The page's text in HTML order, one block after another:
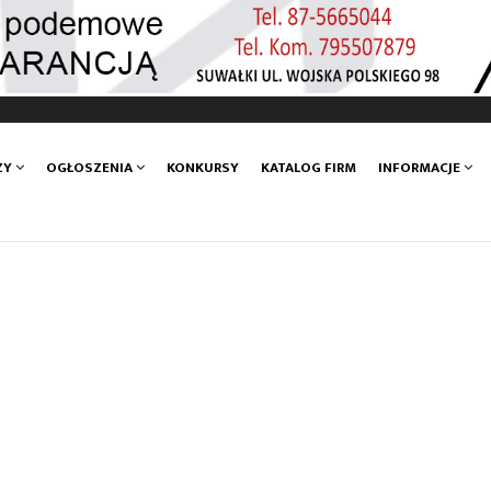
OGŁOSZENIA KONKURSY KATALOG FIRM INFORMACJE